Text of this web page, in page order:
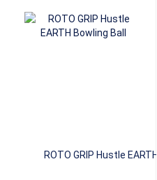
ROTO GRIP Hustle EARTH